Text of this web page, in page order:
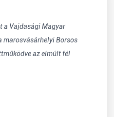
a Vajdasági Magyar
marosvásárhelyi Borsos
az elmúlt fél